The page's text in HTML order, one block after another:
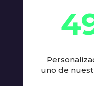
uno de